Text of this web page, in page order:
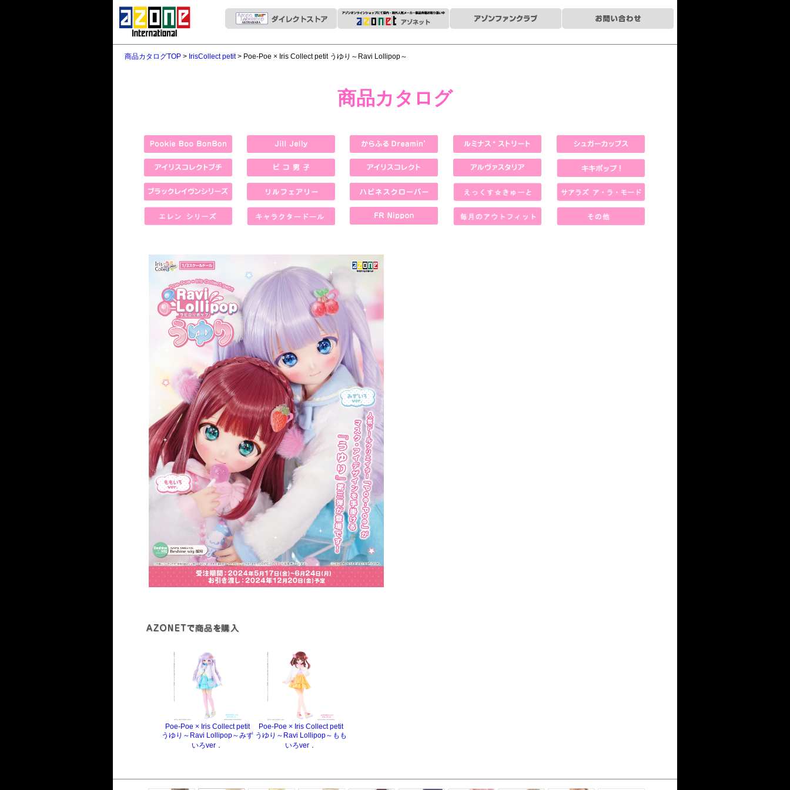
商品カタログTOP > IrisCollect petit> Poe-Poe × Iris Collect petit うゆり～Ravi Lollipop～
商品カタログ
Poe-Poe × Iris Collect petit
うゆり～Ravi Lollipop～みず
いろver．
Poe-Poe × Iris Collect petit
うゆり～Ravi Lollipop～もも
いろver．